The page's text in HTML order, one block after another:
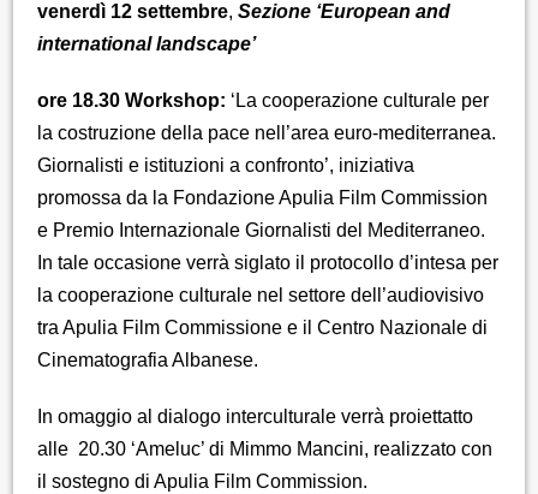
venerdì 12 settembre,Sezione ‘European and
international landscape’
ore 18.30 Workshop: ‘La cooperazione culturale per
la costruzione della pace nell’area euro-mediterranea.
Giornalisti e istituzioni a confronto’, iniziativa
promossa da la Fondazione Apulia Film Commission
e Premio Internazionale Giornalisti del Mediterraneo.
In tale occasione verrà siglato il protocollo d’intesa per
la cooperazione culturale nel settore dell’audiovisivo
tra Apulia Film Commissione e il Centro Nazionale di
Cinematografia Albanese.
In omaggio al dialogo interculturale verrà proiettatto
alle 20.30 ‘Ameluc’ di Mimmo Mancini, realizzato con
il sostegno di Apulia Film Commission.